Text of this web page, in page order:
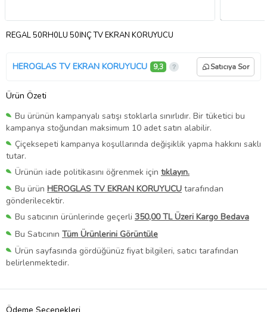
REGAL 50RH0LU 50İNÇ TV EKRAN KORUYUCU
HEROGLAS TV EKRAN KORUYUCU 9,3 Satıcıya Sor
Ürün Özeti
Bu ürünün kampanyalı satışı stoklarla sınırlıdır. Bir tüketici bu
kampanya stoğundan maksimum 10 adet satın alabilir.
Çiçeksepeti kampanya koşullarında değişiklik yapma hakkını saklı
tutar.
Ürünün iade politikasını öğrenmek için tıklayın.
Bu ürün HEROGLAS TV EKRAN KORUYUCU tarafından
gönderilecektir.
Bu satıcının ürünlerinde geçerli 350,00 TL Üzeri Kargo Bedava
Bu Satıcının Tüm Ürünlerini Görüntüle
Ürün sayfasında gördüğünüz fiyat bilgileri, satıcı tarafından
belirlenmektedir.